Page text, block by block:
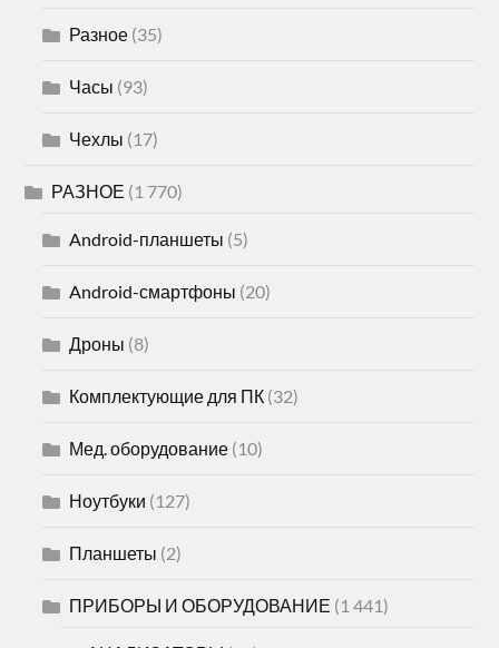
Разное (35)
Часы (93)
Чехлы (17)
РАЗНОЕ (1 770)
Android-планшеты (5)
Android-смартфоны (20)
Дроны (8)
Комплектующие для ПК (32)
Мед. оборудование (10)
Ноутбуки (127)
Планшеты (2)
ПРИБОРЫ И ОБОРУДОВАНИЕ (1 441)